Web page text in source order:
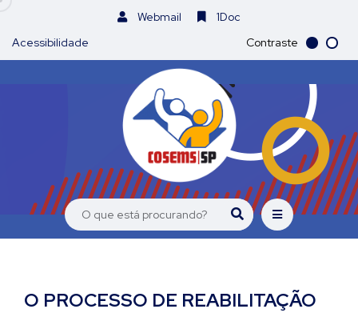
Webmail
1Doc
Acessibilidade
Contraste
O PROCESSO DE REABILITAÇÃO